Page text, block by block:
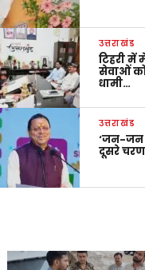
उत्तराखंड
टिहरी में
सेवाओं
धामी…
उत्तराखंड
‘जन-जन
दूसरे चरण